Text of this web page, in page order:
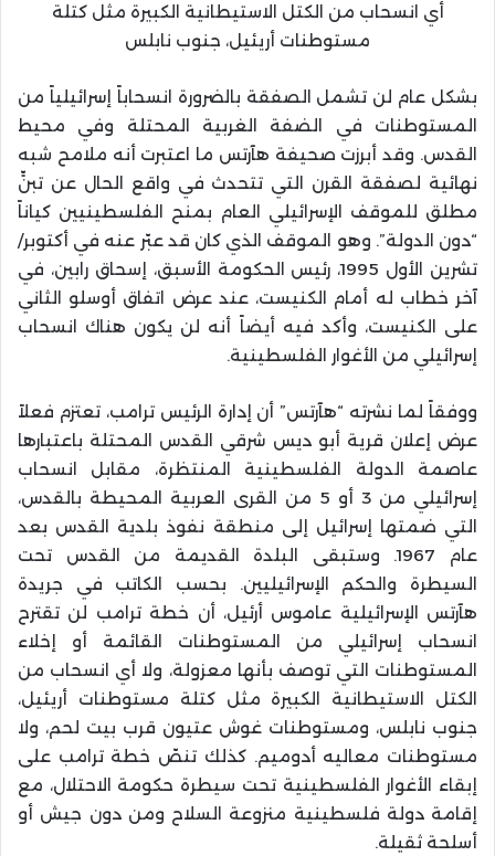
أي انسحاب من الكتل الاستيطانية الكبيرة مثل كتلة
مستوطنات أريئيل، جنوب نابلس
بشكل عام لن تشمل الصفقة بالضرورة انسحاباً إسرائيلياً من
المستوطنات في الضفة الغربية المحتلة وفي محيط
القدس. وقد أبرزت صحيفة هآرتس ما اعتبرت أنه ملامح شبه
نهائية لصفقة القرن التي تتحدث في واقع الحال عن تبنٍّ
مطلق للموقف الإسرائيلي العام بمنح الفلسطينيين كياناً
“دون الدولة”. وهو الموقف الذي كان قد عبّر عنه في أكتوبر/
تشرين الأول 1995، رئيس الحكومة الأسبق، إسحاق رابين، في
آخر خطاب له أمام الكنيست، عند عرض اتفاق أوسلو الثاني
على الكنيست، وأكد فيه أيضاً أنه لن يكون هناك انسحاب
إسرائيلي من الأغوار الفلسطينية.
ووفقاً لما نشرته “هآرتس” أن إدارة الرئيس ترامب، تعتزم فعلاً
عرض إعلان قرية أبو ديس شرقي القدس المحتلة باعتبارها
عاصمة الدولة الفلسطينية المنتظرة، مقابل انسحاب
إسرائيلي من 3 أو 5 من القرى العربية المحيطة بالقدس،
التي ضمتها إسرائيل إلى منطقة نفوذ بلدية القدس بعد
عام 1967. وستبقى البلدة القديمة من القدس تحت
السيطرة والحكم الإسرائيليين. بحسب الكاتب في جريدة
هآرتس الإسرائيلية عاموس أرئيل، أن خطة ترامب لن تقترح
انسحاب إسرائيلي من المستوطنات القائمة أو إخلاء
المستوطنات التي توصف بأنها معزولة، ولا أي انسحاب من
الكتل الاستيطانية الكبيرة مثل كتلة مستوطنات أريئيل،
جنوب نابلس، ومستوطنات غوش عتيون قرب بيت لحم، ولا
مستوطنات معاليه أدوميم. كذلك تنصّ خطة ترامب على
إبقاء الأغوار الفلسطينية تحت سيطرة حكومة الاحتلال، مع
إقامة دولة فلسطينية منزوعة السلاح ومن دون جيش أو
أسلحة ثقيلة.